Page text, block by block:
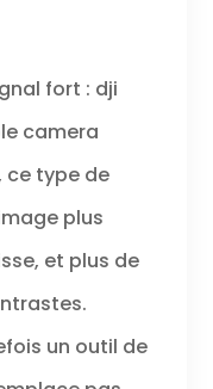
lors
votre
3
divers
:
fort : dji
camera
ce type de
plus
et plus de
un outil de